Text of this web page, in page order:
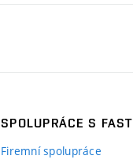
SPOLUPRÁCE S FAST
Firemní spolupráce